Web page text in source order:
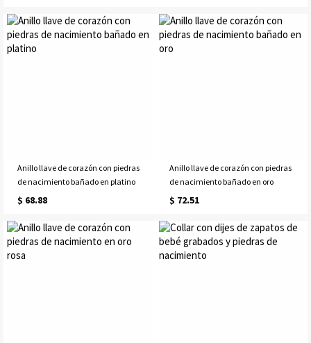
Anillo llave de corazón con piedras
de nacimiento bañado en platino
$ 68.88
Anillo llave de corazón con piedras
de nacimiento bañado en oro
$ 72.51